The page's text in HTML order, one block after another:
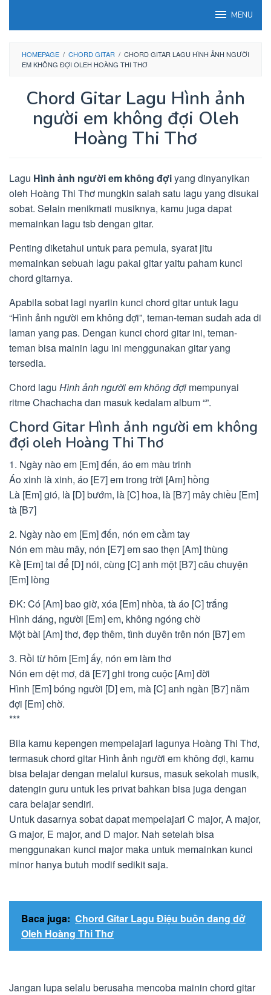
MENU
HOMEPAGE / CHORD GITAR / CHORD GITAR LAGU HÌNH ẢNH NGƯỜI
EM KHÔNG ĐỢI OLEH HOÀNG THI THƠ
Chord Gitar Lagu Hình ảnh
người em không đợi Oleh
Hoàng Thi Thơ
Lagu Hình ảnh người em không đợiyang dinyanyikan
oleh Hoàng Thi Thơ mungkin salah satu lagu yang disukai
sobat. Selain menikmati musiknya, kamu juga dapat
memainkan lagu tsb dengan gitar.
Penting diketahui untuk para pemula, syarat jitu
memainkan sebuah lagu pakai gitar yaitu paham kunci
chord gitarnya.
Apabila sobat lagi nyariin kunci chord gitar untuk lagu
“Hình ảnh người em không đợi”, teman-teman sudah ada di
laman yang pas. Dengan kunci chord gitar ini, teman-
teman bisa mainin lagu ini menggunakan gitar yang
tersedia.
Chord lagu Hình ảnh người em không đợi mempunyai
ritme Chachacha dan masuk kedalam album “”.
Chord Gitar Hình ảnh người em không
đợi oleh Hoàng Thi Thơ
1. Ngày nào em [Em] đến, áo em màu trinh
Áo xinh là xinh, áo [E7] em trong trời [Am] hồng
Là [Em] gió, là [D] bướm, là [C] hoa, là [B7] mây chiều [Em]
tà [B7]
2. Ngày nào em [Em] đến, nón em cầm tay
Nón em màu mây, nón [E7] em sao thẹn [Am] thùng
Kề [Em] tai để [D] nói, cùng [C] anh một [B7] câu chuyện
[Em] lòng
ĐK: Có [Am] bao giờ, xóa [Em] nhòa, tà áo [C] trắng
Hình dáng, người [Em] em, không ngóng chờ
Một bài [Am] thơ, đẹp thêm, tình duyên trên nón [B7] em
3. Rồi từ hôm [Em] ấy, nón em làm thơ
Nón em dệt mơ, đã [E7] ghi trong cuộc [Am] đời
Hình [Em] bóng người [D] em, mà [C] anh ngàn [B7] năm
đợi [Em] chờ.
***
Bila kamu kepengen mempelajari lagunya Hoàng Thi Thơ,
termasuk chord gitar Hình ảnh người em không đợi, kamu
bisa belajar dengan melalui kursus, masuk sekolah musik,
datengin guru untuk les privat bahkan bisa juga dengan
cara belajar sendiri.
Untuk dasarnya sobat dapat mempelajari C major, A major,
G major, E major, and D major. Nah setelah bisa
menggunakan kunci major maka untuk memainkan kunci
minor hanya butuh modif sedikit saja.
Baca juga: Chord Gitar Lagu Điệu buồn dang dở
Oleh Hoàng Thi Thơ
Jangan lupa selalu berusaha mencoba mainin chord gitar